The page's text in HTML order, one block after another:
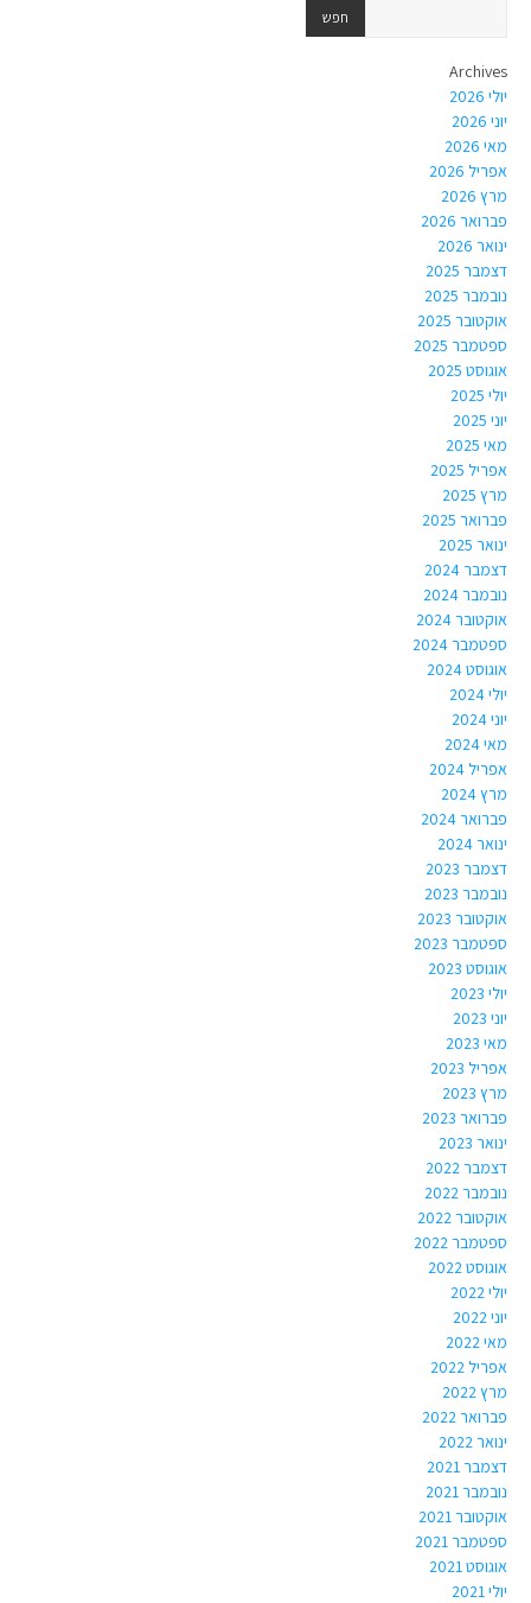
Archives
יולי 2026
יוני 2026
מאי 2026
אפריל 2026
מרץ 2026
פברואר 2026
ינואר 2026
דצמבר 2025
נובמבר 2025
אוקטובר 2025
ספטמבר 2025
אוגוסט 2025
יולי 2025
יוני 2025
מאי 2025
אפריל 2025
מרץ 2025
פברואר 2025
ינואר 2025
דצמבר 2024
נובמבר 2024
אוקטובר 2024
ספטמבר 2024
אוגוסט 2024
יולי 2024
יוני 2024
מאי 2024
אפריל 2024
מרץ 2024
פברואר 2024
ינואר 2024
דצמבר 2023
נובמבר 2023
אוקטובר 2023
ספטמבר 2023
אוגוסט 2023
יולי 2023
יוני 2023
מאי 2023
אפריל 2023
מרץ 2023
פברואר 2023
ינואר 2023
דצמבר 2022
נובמבר 2022
אוקטובר 2022
ספטמבר 2022
אוגוסט 2022
יולי 2022
יוני 2022
מאי 2022
אפריל 2022
מרץ 2022
פברואר 2022
ינואר 2022
דצמבר 2021
נובמבר 2021
אוקטובר 2021
ספטמבר 2021
אוגוסט 2021
יולי 2021